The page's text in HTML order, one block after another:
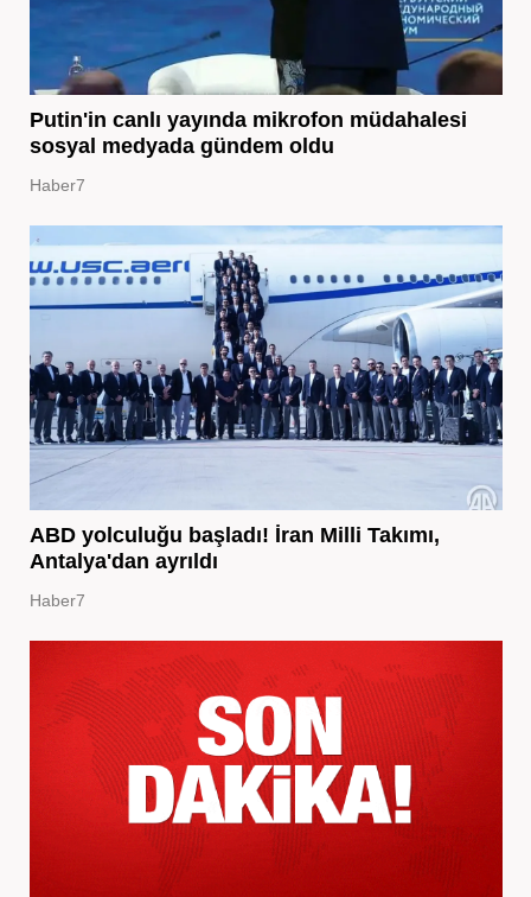
Putin'in canlı yayında mikrofon müdahalesi
sosyal medyada gündem oldu
Haber7
ABD yolculuğu başladı! İran Milli Takımı,
Antalya'dan ayrıldı
Haber7